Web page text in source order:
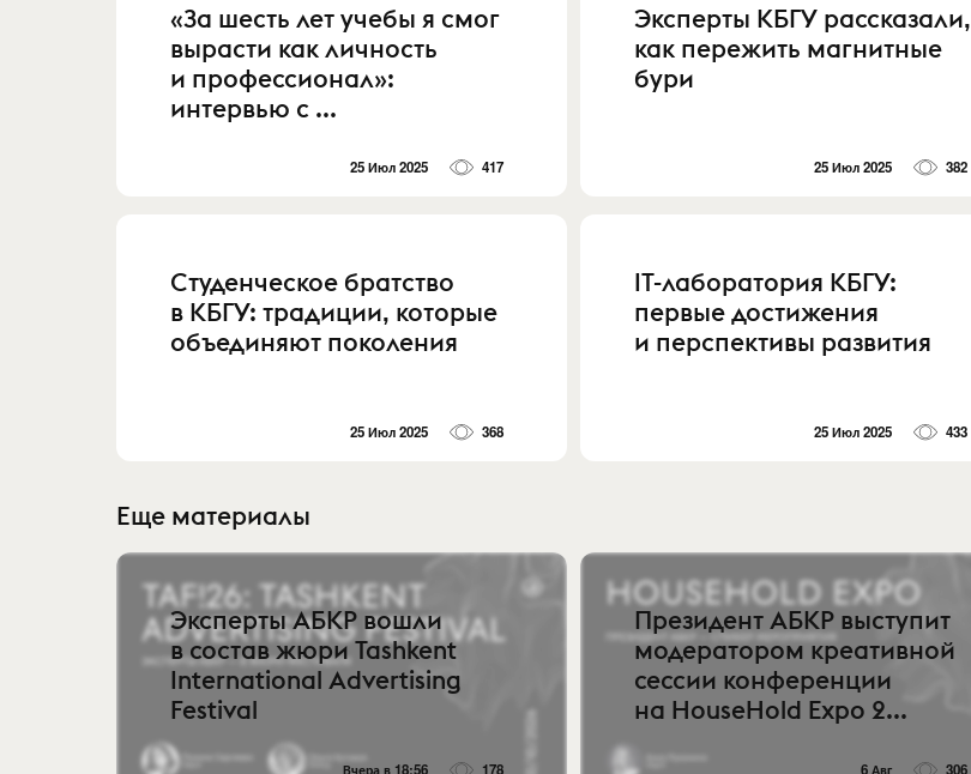
«За шесть лет учебы я смог
вырасти как личность
и профессионал»:
интервью с ...
25 Июл 2025 417
Эксперты КБГУ рассказали,
как пережить магнитные
бури
25 Июл 2025 382
Студенческое братство
в КБГУ: традиции, которые
объединяют поколения
25 Июл 2025 368
IT-лаборатория КБГУ:
первые достижения
и перспективы развития
25 Июл 2025 433
Еще материалы
Эксперты АБКР вошли
в состав жюри Tashkent
International Advertising
Festival
Вчера в 18:56 178
Президент АБКР выступит
модератором креативной
сессии конференции
на HouseHold Expo 2...
6 Авг 306